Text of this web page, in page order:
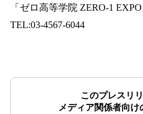
「ゼロ高等学院 ZERO-1
TEL:03-4567-6044
このプレスリ
メディア関係者向